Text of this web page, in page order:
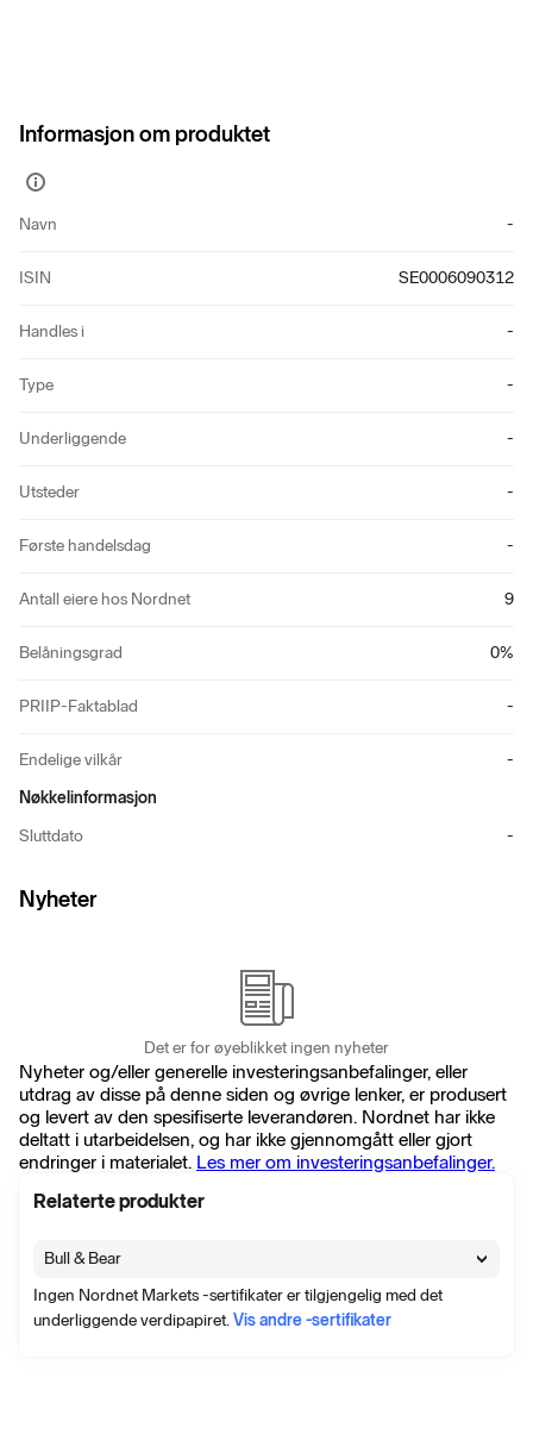
Informasjon om produktet
Vis
informasjon
Navn -
ISIN SE0006090312
Handles i -
Type -
Underliggende -
Utsteder -
Første handelsdag -
Antall eiere hos Nordnet 9
Belåningsgrad 0%
PRIIP-Faktablad -
Endelige vilkår
-
Nøkkelinformasjon
Sluttdato
-
Nyheter
Det er for øyeblikket ingen nyheter
Nyheter og/eller generelle investeringsanbefalinger, eller
utdrag av disse på denne siden og øvrige lenker, er produsert
og levert av den spesifiserte leverandøren. Nordnet har ikke
deltatt i utarbeidelsen, og har ikke gjennomgått eller gjort
endringer i materialet. Les mer om investeringsanbefalinger.
Relaterte produkter
Bull & Bear
Ingen Nordnet Markets -sertifikater er tilgjengelig med det
underliggende verdipapiret.Vis andre -sertifikater